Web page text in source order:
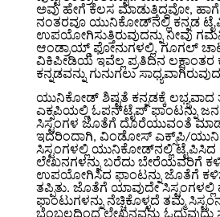
ಅವು ಹೇಗೆ ಕೆಲಸ ಮಾಡುತ್ತಿದ್ದವೋ,
ನಂತರವೂ ಯುನಿಕೋಡ್‌ನಲ್ಲಿ ಕನ್ನಡ
ಉಪಯೋಗಿಸುತ್ತಿರುವುದನ್ನು ನೀವು
ಆಂಡ್ರಾಯ್ಡ್ ಫೋನುಗಳಲ್ಲಿ, ಗೂಗಲ್
ವಿಕಿಪೀಡಿಯ ಇವೆಲ್ಲ ಪ್ರತಿದಿನ ಲಕ್ಷಾಂತರ
ಕನ್ನಡವನ್ನು ಗುನುಗಲು
ಯುನಿಕೋಡ್ ಶಿಷ್ಟತೆ ಕನ್ನಡಕ್ಕೆ
ಎಕ್ಸ‌ಪಿಯಲ್ಲಿ ಓಪನ್‌ಟೈಪ್ ಫಾಂಟನ್ನು
ಸಿಸ್ಟಂ‌ಗಳ ಜೊತೆಗೆ ದೊರೆಯುವಂತೆ
ಇದರಿಂದಾಗಿ, ವಿಂಡೋಸ್ ಎಕ್ಸ್‌ಪಿ/
ಸಿಸ್ಟಂಗಳಲ್ಲಿ ಯುನಿಕೋಡ್‌ನಲ್ಲಿ ಟೈಪಿಸಿದ
ಲೇಖನಗಳನ್ನು ಬರೆದು ಬೇರೆಯವರಿಗೆ
ಉಪಯೋಗಿಸಿದ ಫಾಂಟನ್ನು ಜೊತೆಗೆ
ತಪ್ಪಿತು. ಜೊತೆಗೆ ಯಾವುದೇ
ಫಾಂಟುಗಳನ್ನು ನೆಚ್ಚಿಕೊಳ್ಳದೆ ತಮ್ಮ
ಬೆಂಬಲದಿಂದ ಲೇಖನವನ್ನು ಓದುವುದು